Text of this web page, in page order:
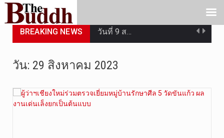
BREAKING NEWS วันที่ 9 ส…
วันศุกร์ที…
วัน: 29 สิงหาคม 2023